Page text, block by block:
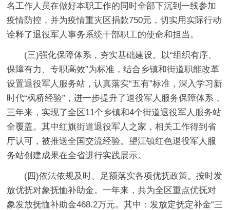
名工作人员在做好本职工作的同时全部下沉到一线参加
疫情防控，并为疫情重灾区捐款750元，切实用实际行动
诠释了退役军人事务系统干部职工的使命和担当。
(三)强化保障体系，夯实基础建设。以“组织有序、
保障有力、专职高效”为标准，结合乡镇和街道职能改革
设置退役军人服务站，认真落实“五有”标准，深入学习新
时代“枫桥经验”，进一步提升了退役军人服务保障体系，
三年来，实现了全区11个乡镇和4个街道退役军人服务站
全覆盖。其中红旗街道退役军人之家，相关工作得到省
厅认可，被推送全国交流经验。望江镇红色退役军人服
务站创建成果在全省进行实践展示。
(四)依法依规及时、足额落实各项优抚政策。按时发
放优抚对象抚恤补助金。一年来，共为全区重点优抚对
象发放抚恤补助金468.2万元。其中：发放定抚定补金“三